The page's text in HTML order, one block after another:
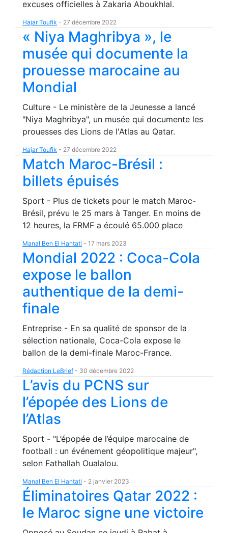
excuses officielles à Zakaria Aboukhlal.
Hajar Toufik - 27 décembre 2022
« Niya Maghribya », le
musée qui documente la
prouesse marocaine au
Mondial
Culture - Le ministère de la Jeunesse a lancé
"Niya Maghribya", un musée qui documente les
prouesses des Lions de l'Atlas au Qatar.
Hajar Toufik - 27 décembre 2022
Match Maroc-Brésil :
billets épuisés
Sport - Plus de tickets pour le match Maroc-
Brésil, prévu le 25 mars à Tanger. En moins de
12 heures, la FRMF a écoulé 65.000 place
Manal Ben El Hantati - 17 mars 2023
Mondial 2022 : Coca-Cola
expose le ballon
authentique de la demi-
finale
Entreprise - En sa qualité de sponsor de la
sélection nationale, Coca-Cola expose le
ballon de la demi-finale Maroc-France.
Rédaction LeBrief - 30 décembre 2022
L’avis du PCNS sur
l’épopée des Lions de
l’Atlas
Sport - "L’épopée de l’équipe marocaine de
football : un événement géopolitique majeur",
selon Fathallah Oualalou.
Manal Ben El Hantati - 2 janvier 2023
Éliminatoires Qatar 2022 :
le Maroc signe une victoire